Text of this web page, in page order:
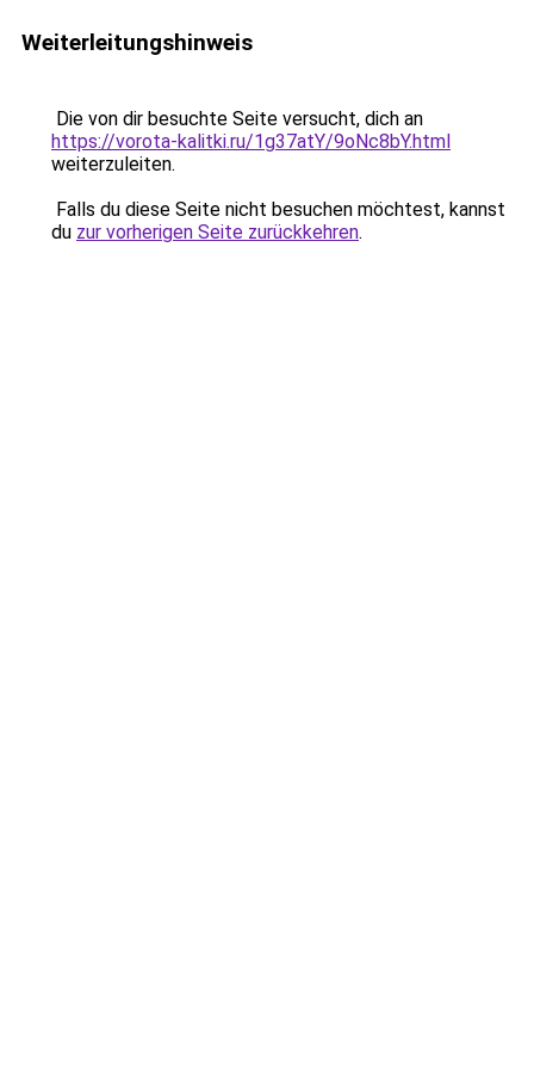
Weiterleitungshinweis
Die von dir besuchte Seite versucht, dich an
https://vorota-kalitki.ru/1g37atY/9oNc8bY.html
weiterzuleiten.
Falls du diese Seite nicht besuchen möchtest, kannst
du zur vorherigen Seite zurückkehren.